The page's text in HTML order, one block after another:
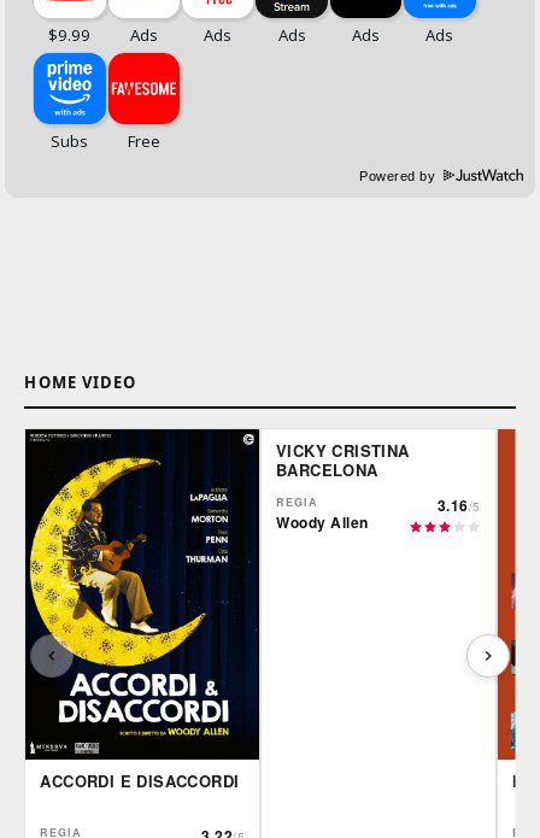
Powered by
HOME VIDEO
ACCORDI E DISACCORDI
REGIA
VICKY CRISTINA
BARCELONA
REGIA
Woody Allen
3.16/5